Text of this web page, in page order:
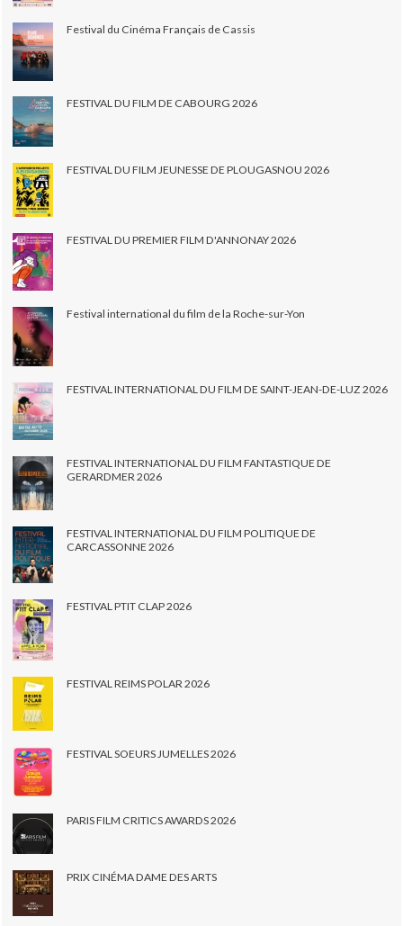
Festival du Cinéma Français de Cassis
FESTIVAL DU FILM DE CABOURG 2026
FESTIVAL DU FILM JEUNESSE DE PLOUGASNOU 2026
FESTIVAL DU PREMIER FILM D'ANNONAY 2026
Festival international du film de la Roche-sur-Yon
FESTIVAL INTERNATIONAL DU FILM DE SAINT-JEAN-DE-LUZ 2026
FESTIVAL INTERNATIONAL DU FILM FANTASTIQUE DE
GERARDMER 2026
FESTIVAL INTERNATIONAL DU FILM POLITIQUE DE
CARCASSONNE 2026
FESTIVAL PTIT CLAP 2026
FESTIVAL REIMS POLAR 2026
FESTIVAL SOEURS JUMELLES 2026
PARIS FILM CRITICS AWARDS 2026
PRIX CINÉMA DAME DES ARTS